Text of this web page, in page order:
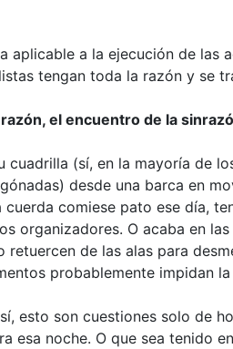
aplicable a la ejecución de las
tengan toda la razón y se
el encuentro de la
cuadrilla (sí, en la mayoría de
desde una barca en
comiese pato ese día,
organizadores. O acaba en
de las alas para
probablemente impidan
esto son cuestiones solo de
esa noche. O que sea tenido